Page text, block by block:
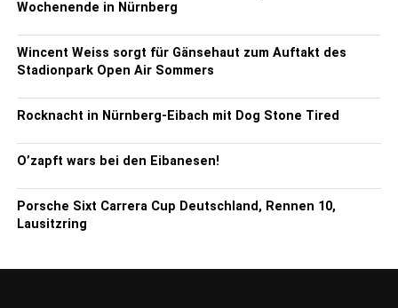
Wochenende in Nürnberg
Wincent Weiss sorgt für Gänsehaut zum Auftakt des
Stadionpark Open Air Sommers
Rocknacht in Nürnberg-Eibach mit Dog Stone Tired
O’zapft wars bei den Eibanesen!
Porsche Sixt Carrera Cup Deutschland, Rennen 10,
Lausitzring